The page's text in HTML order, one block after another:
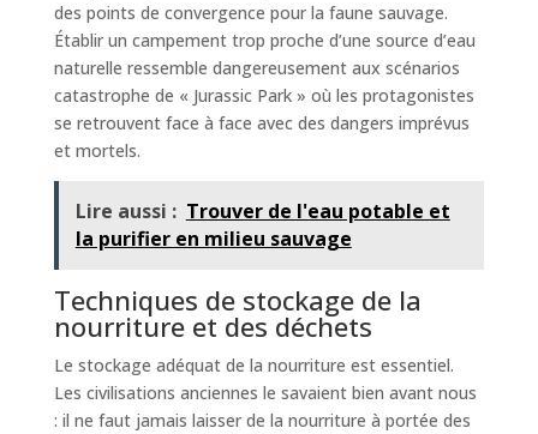
des points de convergence pour la faune sauvage.
Établir un campement trop proche d’une source d’eau
naturelle ressemble dangereusement aux scénarios
catastrophe de « Jurassic Park » où les protagonistes
se retrouvent face à face avec des dangers imprévus
et mortels.
Lire aussi : Trouver de l'eau potable et
la purifier en milieu sauvage
Techniques de stockage de la
nourriture et des déchets
Le stockage adéquat de la nourriture est essentiel.
Les civilisations anciennes le savaient bien avant nous
: il ne faut jamais laisser de la nourriture à portée des